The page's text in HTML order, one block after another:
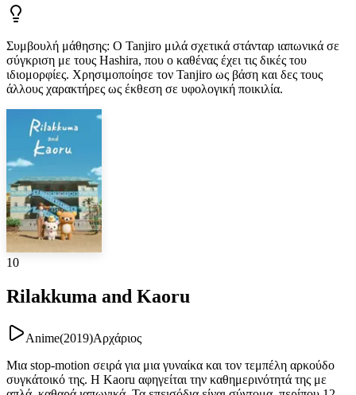
Συμβουλή μάθησης: Ο Tanjiro μιλά σχετικά στάνταρ ιαπωνικά σε
σύγκριση με τους Hashira, που ο καθένας έχει τις δικές του
ιδιομορφίες. Χρησιμοποίησε τον Tanjiro ως βάση και δες τους
άλλους χαρακτήρες ως έκθεση σε υφολογική ποικιλία.
10
Rilakkuma and Kaoru
Anime(2019)Αρχάριος
Μια stop-motion σειρά για μια γυναίκα και τον τεμπέλη αρκούδο
συγκάτοικό της. Η Kaoru αφηγείται την καθημερινότητά της με